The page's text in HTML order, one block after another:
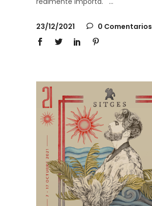
23/12/2021 0 Comentarios